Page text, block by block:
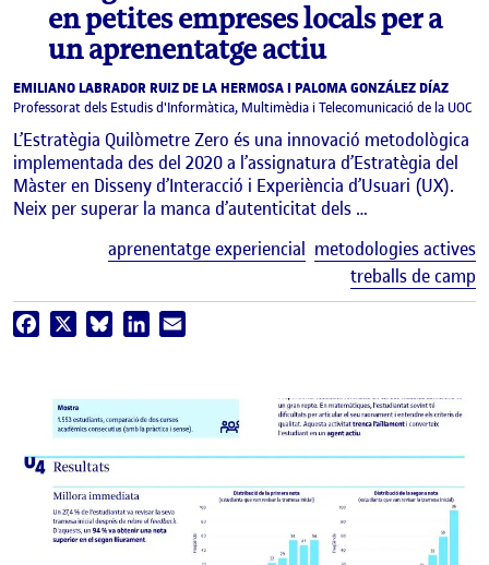
en petites empreses locals per a
un aprenentatge actiu
EMILIANO LABRADOR RUIZ DE LA HERMOSA I PALOMA GONZÁLEZ DÍAZ
Professorat dels Estudis d'Informàtica, Multimèdia i Telecomunicació de la UOC
L’Estratègia Quilòmetre Zero és una innovació metodològica
implementada des del 2020 a l’assignatura d’Estratègia del
Màster en Disseny d’Interacció i Experiència d’Usuari (UX).
Neix per superar la manca d’autenticitat dels …
aprenentatge experiencial metodologies actives
treballs de camp
Facebook BlueskyLinkedIn